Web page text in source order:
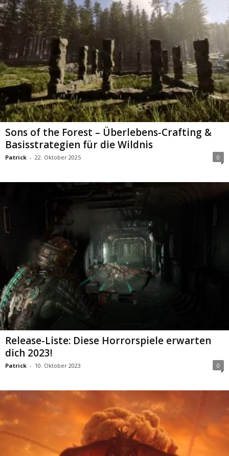
Sons of the Forest – Überlebens-Crafting &
Basisstrategien für die Wildnis
Patrick - 22. Oktober 2025 0
Release-Liste: Diese Horrorspiele erwarten
dich 2023!
Patrick - 10. Oktober 2023 0